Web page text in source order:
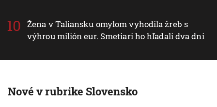
Žena v Taliansku omylom vyhodila žreb s
výhrou milión eur. Smetiari ho hľadali dva dni
Nové v rubrike Slovensko